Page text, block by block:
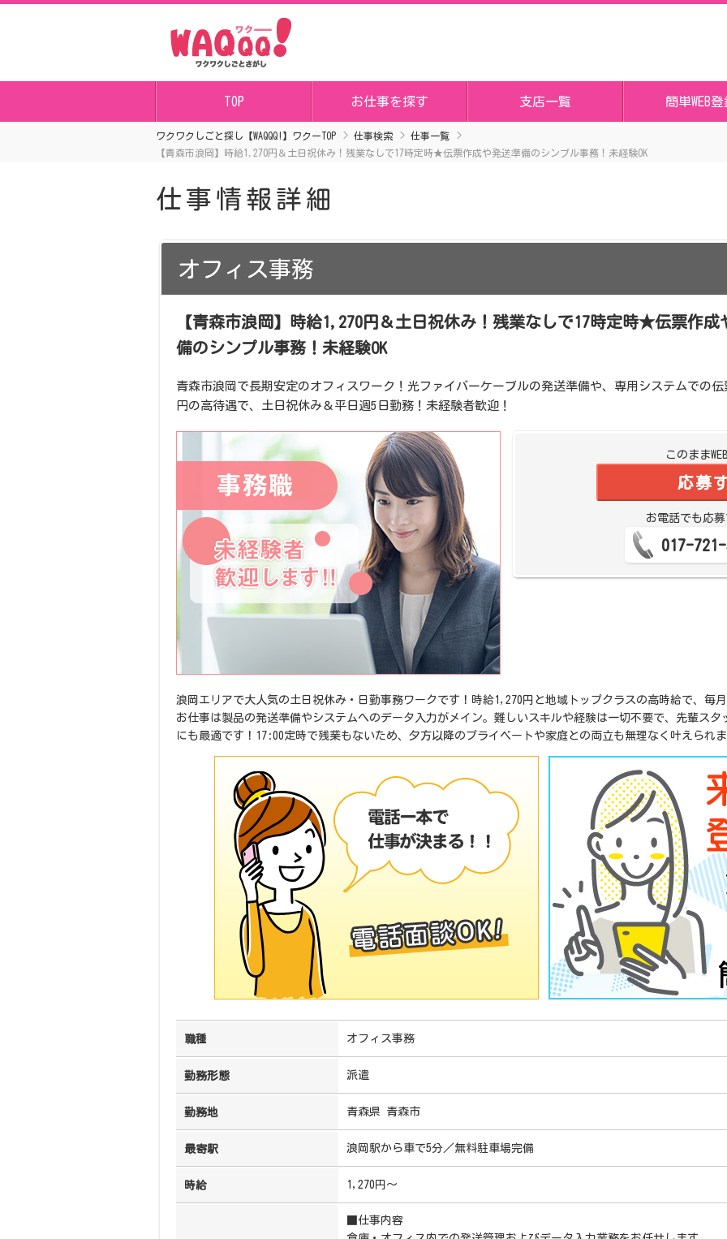
TOP お仕事を探す 支店一覧 簡単WEB
ワクワクしごと探し【WAQQQ!】ワクーTOP 仕事検索
仕事一覧
【青森市浪岡】時給1,270円＆土日祝休み！残業なしで17時定時★伝票作成や発送準備のシンプル事務！未経験OK
仕事情報詳細
オフィス事務
【青森市浪岡】時給1,270円＆土日祝休み！残業なしで17時定時★伝票作成
備のシンプル事務！未経験OK
青森市浪岡で長期安定のオフィスワーク！光ファイバーケーブルの発送準備や、専用システムでの
円の高待遇で、土日祝休み＆平日週5日勤務！未経験者歓迎！
このまま
応募
お電話でも応
017-
浪岡エリアで大人気の土日祝休み・日勤事務ワークです！時給1,270円と地域トップクラスの高時給で、毎
お仕事は製品の発送準備やシステムへのデータ入力がメイン。難しいスキルや経験は一切不要で、先輩ス
にも最適です！17:00定時で残業もないため、夕方以降のプライベートや家庭との両立も無理なく叶えられ
職種 オフィス事務
勤務形態 派遣
勤務地 青森県 青森市
最寄駅 浪岡駅から車で5分／無料駐車場完備
時給 1,270円～
■仕事内容